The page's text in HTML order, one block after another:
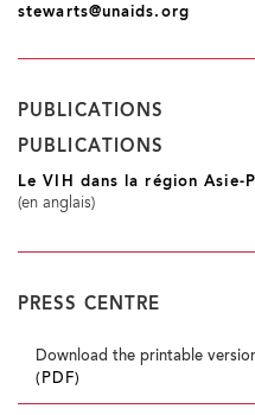
stewarts@unaids.org
PUBLICATIONS
PUBLICATIONS
Le VIH dans la région
(en anglais)
PRESS CENTRE
Download the printable
(PDF)